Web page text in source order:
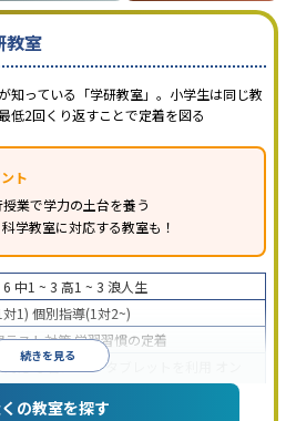
教室
知っている「学研教室」。小学生は同じ教
低2回くり返すことで定着を図る
ト
業で学力の土台を養う
学教室に対応する教室も！
続きを見る
6 中1 ~ 3 高1 ~ 3 浪人生
1) 個別指導(1対2~)
テスト対策学習習慣の定着
対応学習にPC・タブレットを利用
の教室を探す